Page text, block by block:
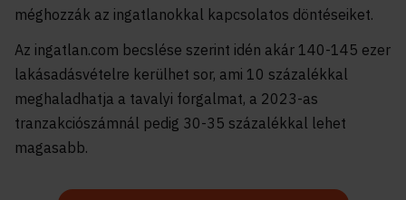
méghozzák az ingatlanokkal kapcsolatos döntéseiket.
Az ingatlan.com becslése szerint idén akár 140-145 ezer
lakásadásvételre kerülhet sor, ami 10 százalékkal
meghaladhatja a tavalyi forgalmat, a 2023-as
tranzakciószámnál pedig 30-35 százalékkal lehet
magasabb.